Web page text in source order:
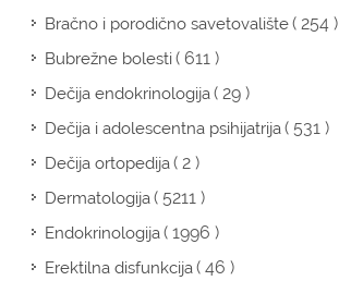
Bračno i porodično savetovalište( 254 )
Bubrežne bolesti( 611 )
Dečija endokrinologija( 29 )
Dečija i adolescentna psihijatrija( 531 )
Dečija ortopedija( 2 )
Dermatologija( 5211 )
Endokrinologija( 1996 )
Erektilna disfunkcija( 46 )